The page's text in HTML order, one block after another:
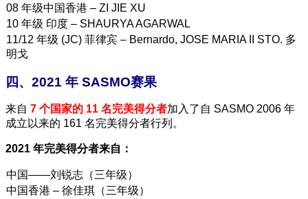
08 年级中国香港 – ZI JIE XU
10 年级 印度 – SHAURYA AGARWAL
11/12 年级 (JC) 菲律宾 – Bernardo, JOSE MARIA II STO. 多
明戈
四、2021 年 SASMO赛果
来自 7 个国家的 11 名完美得分者加入了自 SASMO 2006 年
成立以来的 161 名完美得分者行列。
2021 年完美得分者来自：
中国——刘锐志（三年级）
中国香港 – 徐佳琪（三年级）